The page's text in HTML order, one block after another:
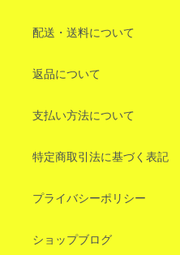
配送・送料について
返品について
支払い方法について
特定商取引法に基づく表記
プライバシーポリシー
ショップブログ